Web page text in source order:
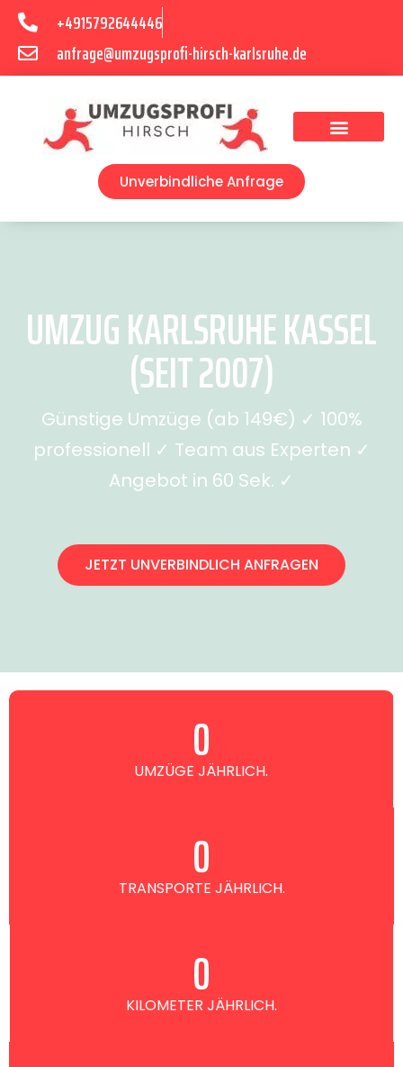
+4915792644446
anfrage@umzugsprofi-hirsch-karlsruhe.de
Unverbindliche Anfrage
UMZUG KARLSRUHE KASSEL
(SEIT 2007)
Günstige Umzüge (ab 149€) ✓ 100%
professionell ✓ Team aus Experten ✓
Angebot in 60 Sek. ✓
JETZT UNVERBINDLICH ANFRAGEN
UMZÜGE JÄHRLICH.
0
TRANSPORTE JÄHRLICH.
0
KILOMETER JÄHRLICH.
0